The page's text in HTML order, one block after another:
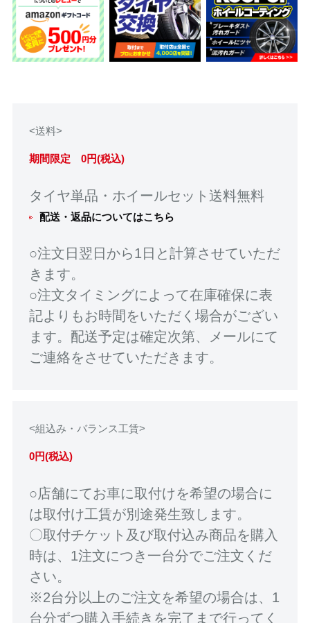
<送料>
期間限定 0円(税込)
タイヤ単品・ホイールセット送料無料
配送・返品についてはこちら
○注文日翌日から1日と計算させていただ
きます。
○注文タイミングによって在庫確保に表
記よりもお時間をいただく場合がござい
ます。配送予定は確定次第、メールにて
ご連絡をさせていただきます。
<組込み・バランス工賃>
0円(税込)
○店舗にてお車に取付けを希望の場合に
は取付け工賃が別途発生致します。
〇取付チケット及び取付込み商品を購入
時は、1注文につき一台分でご注文くだ
さい。
※2台分以上のご注文を希望の場合は、1
台分ずつ購入手続きを完了まで行ってく